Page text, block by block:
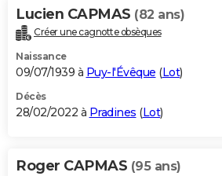
Lucien CAPMAS (82 ans)
Créer une cagnotte obsèques
Naissance
09/07/1939 à Puy-l'Évêque (Lot)
Décès
28/02/2022 à Pradines (Lot)
Roger CAPMAS (95 ans)